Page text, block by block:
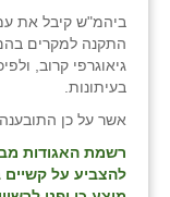
ביהמ"ש קיבל את
התקנה למקרים
גיאוגרפי קרוב,
בעיתונות.
אשר על כן
רשמת האגודות
להצביע על קשיים